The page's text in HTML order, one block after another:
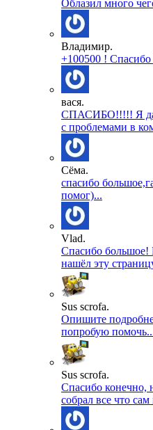
Облазил много
Владимир.
+100500 ! Спасибо
вася.
СПАСИБО!!!!! Я
с проблемами в
Сёма.
спасибо
помог)...
Vlad.
Спасибо большое!
нашёл эту
Sus scrofa.
Опишите
попробую
Sus scrofa.
Спасибо конечно,
собрал все что